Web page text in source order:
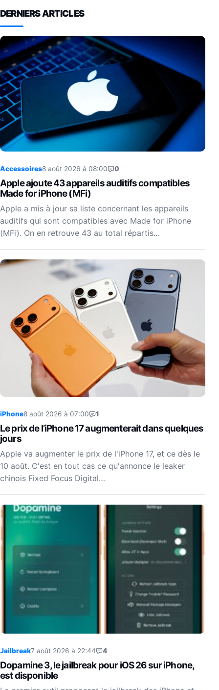
DERNIERS ARTICLES
Accessoires8 août 2026 à 08:00 0
Apple ajoute 43 appareils auditifs compatibles
Made for iPhone (MFi)
Apple a mis à jour sa liste concernant les appareils
auditifs qui sont compatibles avec Made for iPhone
(MFi). On en retrouve 43 au total répartis…
iPhone8 août 2026 à 07:00 1
Le prix de l’iPhone 17 augmenterait dans quelques
jours
Apple va augmenter le prix de l'iPhone 17, et ce dès le
10 août. C'est en tout cas ce qu'annonce le leaker
chinois Fixed Focus Digital…
Jailbreak7 août 2026 à 22:44 4
Dopamine 3, le jailbreak pour iOS 26 sur iPhone,
est disponible